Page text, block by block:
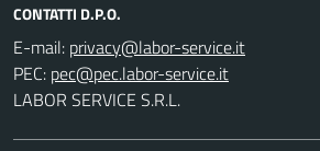
CONTATTI D.P.O.
E-mail:
PEC:
LABOR SERVICE S.R.L.